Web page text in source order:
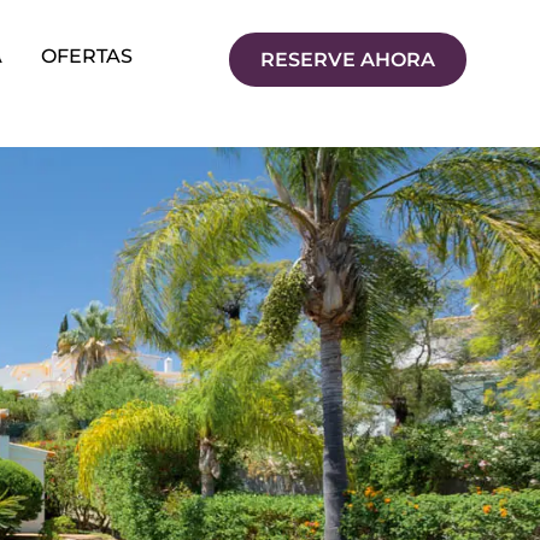
OFERTAS RESERVE AHORA